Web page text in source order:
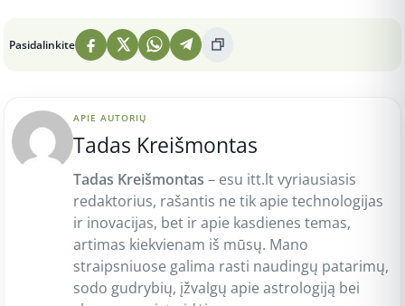
Pasidalinkite
APIE AUTORIŲ
Tadas Kreišmontas
Tadas Kreišmontas – esu itt.lt vyriausiasis
redaktorius, rašantis ne tik apie technologijas
ir inovacijas, bet ir apie kasdienes temas,
artimas kiekvienam iš mūsų. Mano
straipsniuose galima rasti naudingų patarimų,
sodo gudrybių, įžvalgų apie astrologiją bei